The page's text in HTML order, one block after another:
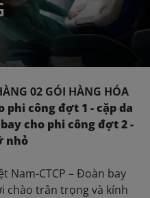
02 GÓI HÀNG HÓA
phi công đợt 1 - cặp da
cho phi công đợt 2 -
nhỏ
Nam-CTCP – Đoàn bay
chào trân trọng và kính